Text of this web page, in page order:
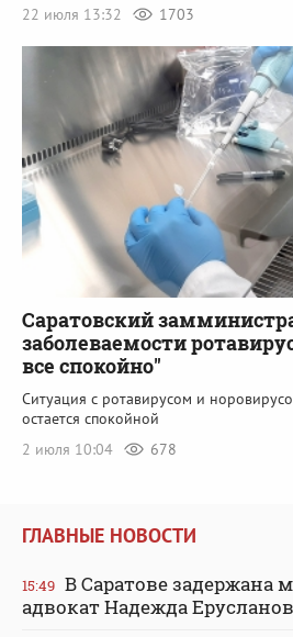
22 июля 13:32
1703
Саратовский
заболеваемости
все спокойно"
Ситуация с ротавирусом и
остается спокойной
2 июля 10:04
678
ГЛАВНЫЕ НОВОСТИ
15:49 В Саратове задержана
адвокат Надежда